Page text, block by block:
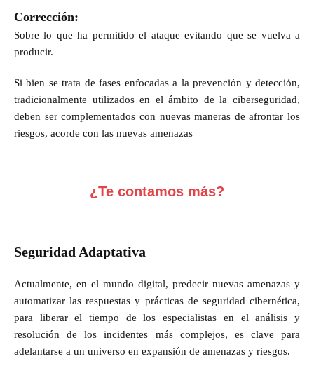
Corrección:
Sobre lo que ha permitido el ataque evitando que se vuelva a
producir.
Si bien se trata de fases enfocadas a la prevención y detección,
tradicionalmente utilizados en el ámbito de la ciberseguridad,
deben ser complementados con nuevas maneras de afrontar los
riesgos, acorde con las nuevas amenazas
¿Te contamos más?
Seguridad Adaptativa
Actualmente, en el mundo digital, predecir nuevas amenazas y
automatizar las respuestas y prácticas de seguridad cibernética,
para liberar el tiempo de los especialistas en el análisis y
resolución de los incidentes más complejos, es clave para
adelantarse a un universo en expansión de amenazas y riesgos.